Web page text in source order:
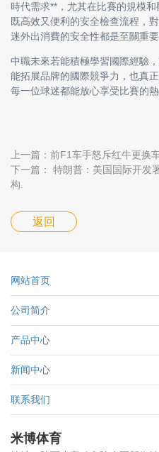
時代需求**，尤其在比賽的規模
既高效又便利的安全檢查流程，
迷外出消費的安全性都是至關重要
中職未來若能積極學習國際經驗
能拓展品牌的國際競爭力，也真
每一位球迷都能放心享受比賽的熱
上一篇：前F1车手怒斥红牛更换
下一篇： 特朗普：美国国际开发
构.
返回
网站首页
公司简介
产品中心
新闻中心
联系我们
米博体育